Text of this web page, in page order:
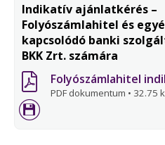
Indikatív ajánlatkérés –
Folyószámlahitel és
kapcsolódó banki
BKK Zrt. számára
Folyószámlahitel
PDF dokumentum • 32.75